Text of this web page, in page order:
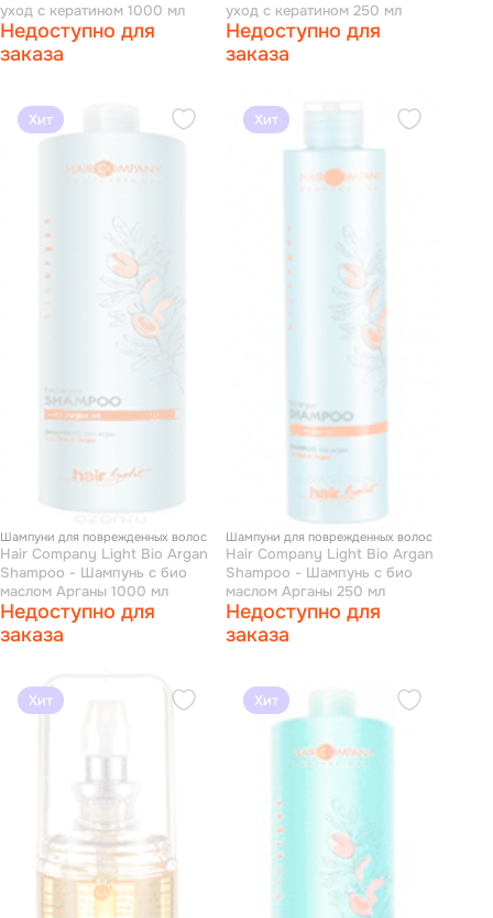
уход с кератином 1000 мл
Недоступно для
заказа
уход с кератином 250 мл
Недоступно для
заказа
Хит
Шампуни для поврежденных волос
Hair Company Light Bio Argan
Shampoo - Шампунь с био
маслом Арганы 1000 мл
Недоступно для
заказа
Хит
Шампуни для поврежденных волос
Hair Company Light Bio Argan
Shampoo - Шампунь с био
маслом Арганы 250 мл
Недоступно для
заказа
Хит Хит